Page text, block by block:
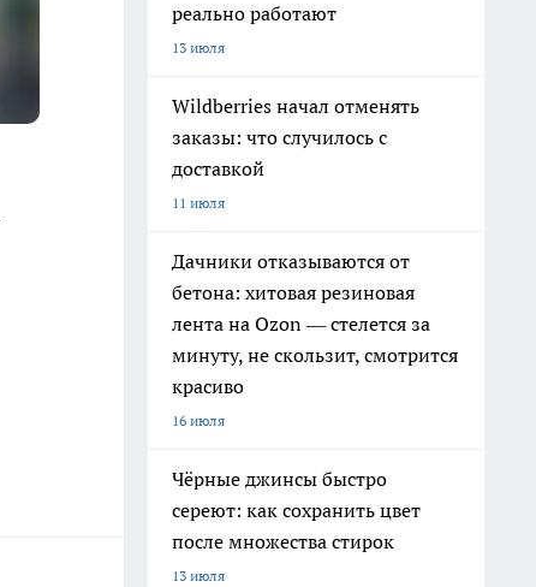
реально работают
13 июля
Wildberries начал отменять
заказы: что случилось с
доставкой
11 июля
Дачники отказываются от
бетона: хитовая резиновая
лента на Ozon — стелется за
минуту, не скользит, смотрится
красиво
16 июля
Чёрные джинсы быстро
сереют: как сохранить цвет
после множества стирок
13 июля